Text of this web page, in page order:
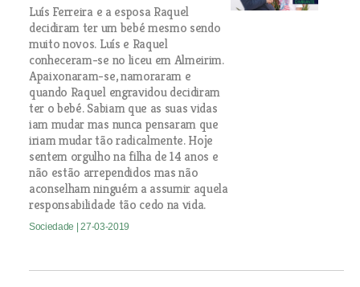
Luís Ferreira e a esposa Raquel
decidiram ter um bebé mesmo sendo
muito novos. Luís e Raquel
conheceram-se no liceu em Almeirim.
Apaixonaram-se, namoraram e
quando Raquel engravidou decidiram
ter o bebé. Sabiam que as suas vidas
iam mudar mas nunca pensaram que
iriam mudar tão radicalmente. Hoje
sentem orgulho na filha de 14 anos e
não estão arrependidos mas não
aconselham ninguém a assumir aquela
responsabilidade tão cedo na vida.
Sociedade | 27-03-2019